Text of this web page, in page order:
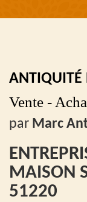
ANTIQUITÉ
Vente -
par Marc
MAISON
51220